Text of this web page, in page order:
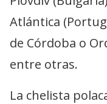
Atlántica
de Córdoba o
entre otras.
La chelista